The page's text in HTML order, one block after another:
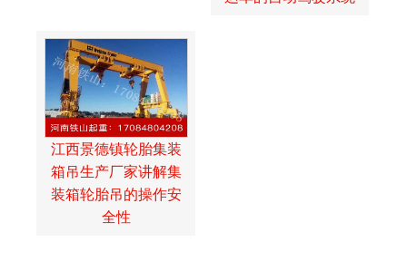
江西景德镇轮胎集装
箱吊生产厂家讲解集
装箱轮胎吊的操作安
全性